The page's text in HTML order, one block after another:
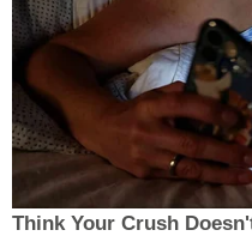
Think Your Crush